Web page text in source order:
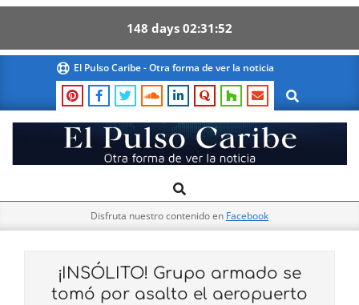
148 days 02 31 51
content
El Pulso Caribe - Otra forma de ver la noticia
Search
El
Pulso
Navigation
Search
Disfruta nuestro contenido en Facebook
¡INSÓLITO! Grupo armado se
tomó por asalto el aeropuerto